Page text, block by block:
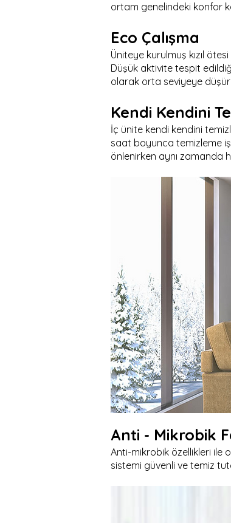
ortam genelindeki konfor
Eco Çalışma
Üniteye kurulmuş kızıl
Düşük aktivite tespit
olarak orta seviyeye
Kendi Kendini
İç ünite kendi kendini
saat boyunca temizleme
önlenirken aynı zamanda
Anti - Mikrobik
Anti-mikrobik özellikleri ile
sistemi güvenli ve temiz